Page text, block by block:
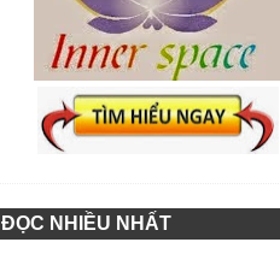
ĐỌC NHIỀU NHẤT